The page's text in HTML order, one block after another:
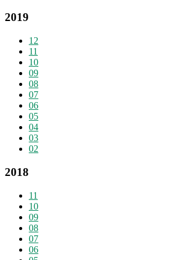
2019
12
11
10
09
08
07
06
05
04
03
02
2018
11
10
09
08
07
06